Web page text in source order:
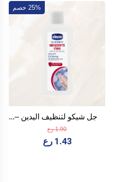
25% خصم
جل شيكو لتنظيف اليدين –...
1.90 رع
1.43 رع